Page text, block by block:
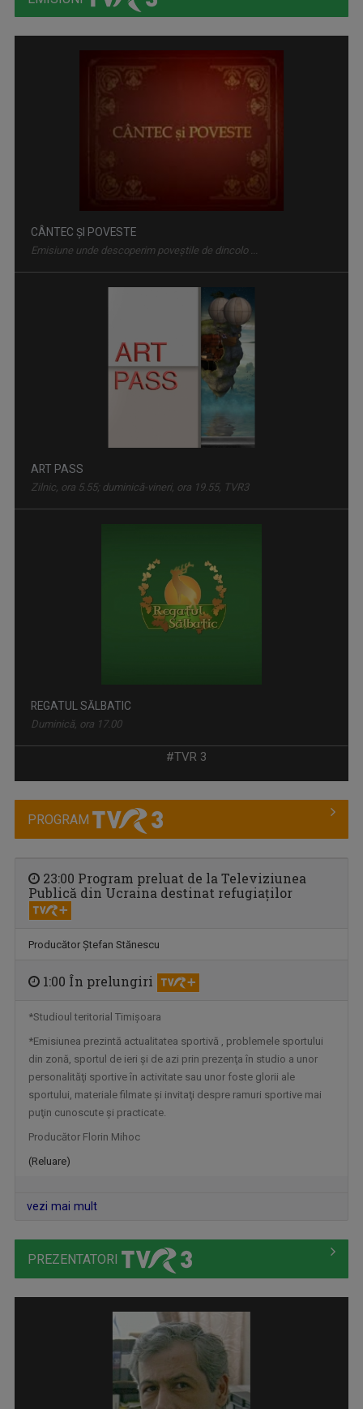
CÂNTEC ȘI POVESTE
Emisiune unde descoperim poveştile de dincolo ...
ART PASS
Zilnic, ora 5.55; duminică-vineri, ora 19.55, TVR3
REGATUL SĂLBATIC
Duminică, ora 17.00
CULT@RT
#TVR 3
PROGRAM
23:00 Program preluat de la Televiziunea
Publică din Ucraina destinat refugiaţilor
Producător Ştefan Stănescu
1:00 În prelungiri
*Studioul teritorial Timişoara
*Emisiunea prezintă actualitatea sportivă , problemele sportului
din zonă, sportul de ieri şi de azi prin prezenţa în studio a unor
personalităţi sportive în activitate sau unor foste glorii ale
sportului, materiale filmate şi invitaţi despre ramuri sportive mai
puţin cunoscute şi practicate.
Producător Florin Mihoc
(Reluare)
vezi mai mult
PREZENTATORI